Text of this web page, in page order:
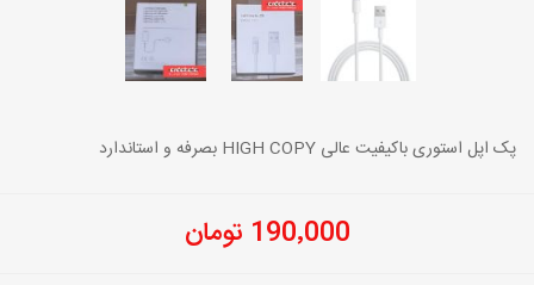
پک اپل استوری باکیفیت عالی HIGH COPY بصرفه و استاندارد
190٬000 تومان